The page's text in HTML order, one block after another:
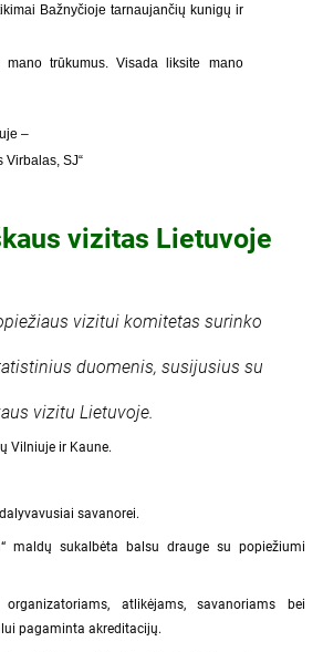
Bažnyčioje tarnaujančių kunigų ir
mano trūkumus. Visada liksite mano
–
Virbalas, SJ“
vizitas Lietuvoje
vizitui komitetas surinko
duomenis, susijusius su
vizitu Lietuvoje.
Vilniuje ir Kaune.
savanorei.
maldų sukalbėta balsu drauge su popiežiumi
atlikėjams, savanoriams bei
pagaminta akreditacijų.